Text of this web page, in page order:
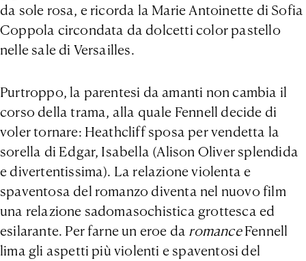
da sole rosa, e ricorda la Marie Antoinette di Sofia
Coppola circondata da dolcetti color pastello
nelle sale di Versailles.
Purtroppo, la parentesi da amanti non cambia il
corso della trama, alla quale Fennell decide di
voler tornare: Heathcliff sposa per vendetta la
sorella di Edgar, Isabella (Alison Oliver splendida
e divertentissima). La relazione violenta e
spaventosa del romanzo diventa nel nuovo film
una relazione sadomasochistica grottesca ed
esilarante. Per farne un eroe da romanceFennell
lima gli aspetti più violenti e spaventosi del